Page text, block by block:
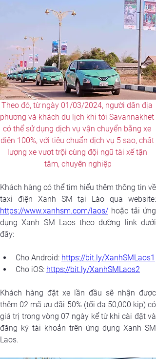
Theo đó, từ ngày 01/03/2024, người dân địa
phương và khách du lịch khi tới Savannakhet
có thể sử dụng dịch vụ vận chuyển bằng xe
điện 100%, với tiêu chuẩn dịch vụ 5 sao, chất
lượng xe vượt trội cùng đội ngũ tài xế tận
tâm, chuyên nghiệp
Khách hàng có thể tìm hiểu thêm thông tin về
https://www.xanhsm.com/laos/ hoặc tải ứng
dụng Xanh SM Laos theo đường link dưới
đây:
Cho Android: https://bit.ly/XanhSMLaos1
Cho iOS: https://bit.ly/XanhSMLaos2
Khách hàng đặt xe lần đầu sẽ nhận được
thêm 02 mã ưu đãi 50% (tối đa 50,000 kip) có
giá trị trong vòng 07 ngày kể từ khi cài đặt và
đăng ký tài khoản trên ứng dụng Xanh SM
Laos.